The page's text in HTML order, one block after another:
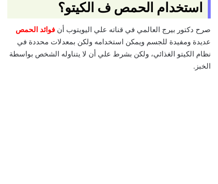
استخدام الحمص ف الكيتو؟
صرح دكتور بيرج العالمي في قناته علي اليويتوب أن فوائد الحمص
عديدة ومفيدة للجسم ويمكن استخدامه ولكن بمعدلات محددة في
نظام الكيتو الغذائي، ولكن بشرط علي أن لا يتناوله الشخص بواسطة
الخبز.